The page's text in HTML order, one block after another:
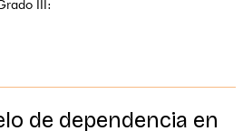
III:
de dependencia en